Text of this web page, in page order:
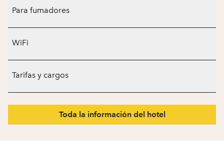
Para fumadores
WiFi
Tarifas y cargos
Toda la información del hotel